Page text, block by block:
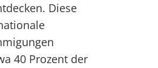
Diese
40 Prozent der